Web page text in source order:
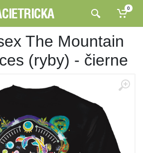
0
The Mountain
(ryby) - čierne